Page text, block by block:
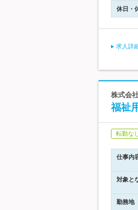
休日・
求人詳
株式会
福祉
転勤な
仕事内
対象と
勤務地